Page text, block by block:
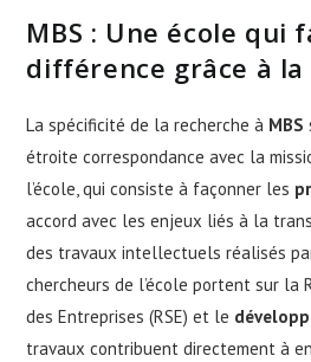
MBS : Une école qui
différence grâce à
La spécificité de la recherche à MBS
étroite correspondance avec la
l’école, qui consiste à façonner les
accord avec les enjeux liés à la
des travaux intellectuels réalisés
chercheurs de l’école portent sur la
des Entreprises (RSE) et le
travaux contribuent directement à